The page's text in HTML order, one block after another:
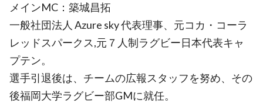
メインMC：築城昌拓
一般社団法人 Azure sky 代表理事、元コカ・コーラ
レッドスパークス,元７人制ラグビー日本代表キャ
プテン。
選手引退後は、チームの広報スタッフを努め、その
後福岡大学ラグビー部GMに就任。